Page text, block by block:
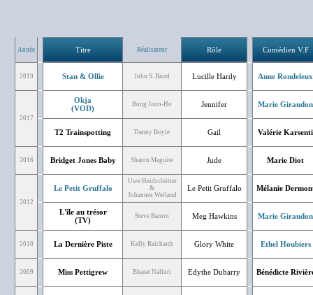
Année Titre Réalisateur Rôle Comédien V.F
2019 Stan & Ollie John S. Baird Lucille Hardy Anne Rondeleux
2017
Okja
(VOD)
Bong Joon-Ho Jennifer Marie Giraudon
T2 Trainspotting Danny Boyle Gail Valérie Karsenti
2016 Bridget Jones Baby Sharon Maguire Jude Marie Diot
2012
Le Petit Gruffalo
Uwe Heidschötter
&
Johannes Weiland
Le Petit Gruffalo Mélanie
L'île au trésor
(TV)
Steve Barorn Meg Hawkins Marie Giraudon
2010 La Dernière Piste Kelly Reichardt Glory White Ethel Houbiers
2009 Miss Pettigrew Bharat Nalluri Edythe Dubarry Bénédicte